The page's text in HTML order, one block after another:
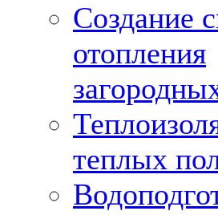
Создание
отопления
теплых